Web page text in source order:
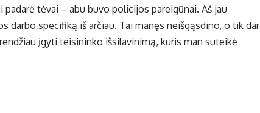
tėvai – abu buvo policijos pareigūnai. Aš jau
darbo specifiką iš arčiau. Tai manęs neišgąsdino, o tik dar
įgyti teisininko išsilavinimą, kuris man suteikė